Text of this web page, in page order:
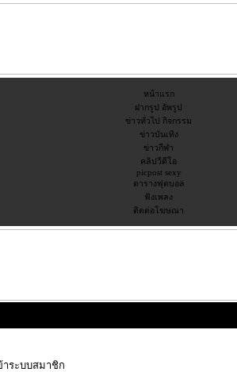
หน้าแรก
ฝากรูป อัพรูป
ข่าวทั่วไป กิจกรรม
ข่าวบันเทิง
ข่าวกีฬา
คลิปวีดีโอ
picpost sexy
ตารางฟุตบอล
ฟังเพลง
ติดต่อโฆษณา
าระบบสมาชิก